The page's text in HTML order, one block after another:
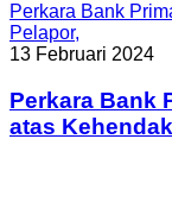
Perkara Bank
Pelapor,
13 Februari 2024
Perkara Bank
atas